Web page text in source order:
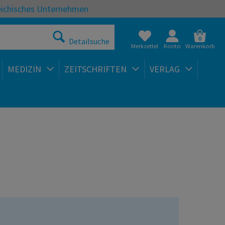
Unternehmen
Detailsuche Merkzettel Konto
0
Warenkorb
MEDIZIN ZEITSCHRIFTEN VERLAG